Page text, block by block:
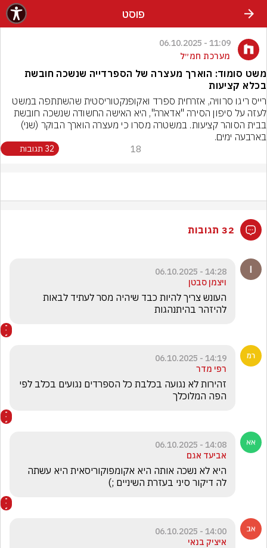
פוסט
11:09 - 06.10.2025
מערכת חמ״ל
משט סומוד: הוארך מעצרה של הספרדייה שנשכה חובשת
בכלא קציעות
בארבעה ימים.
18 32 תגובות
32 תגובות
14:28 - 06.10.2025
ויצמן סבטן
להיזהר בהיתנהגות
14:19 - 06.10.2025
רפי מדר
הפה המלוכלך
14:08 - 06.10.2025
אביעד אגם
לה דיקור סיני בעזרת השיניים ;)
14:00 - 06.10.2025
איציק בנאי